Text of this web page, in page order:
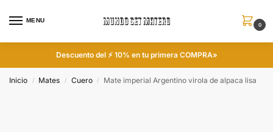
MENU
0
Descuento del ⚡ 10% en tu primera COMPRA»
Inicio / Mates / Cuero / Mate imperial Argentino virola de alpaca lisa